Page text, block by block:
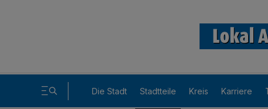
Die Stadt Stadtteile Kreis Karriere